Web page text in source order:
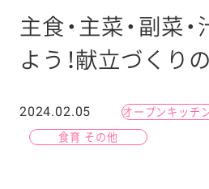
主食・主菜・副菜
よう！献立づくり
2024.02.05 オープンキッチ
食育 その他